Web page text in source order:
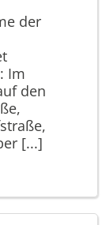
der
Im
den
[...]